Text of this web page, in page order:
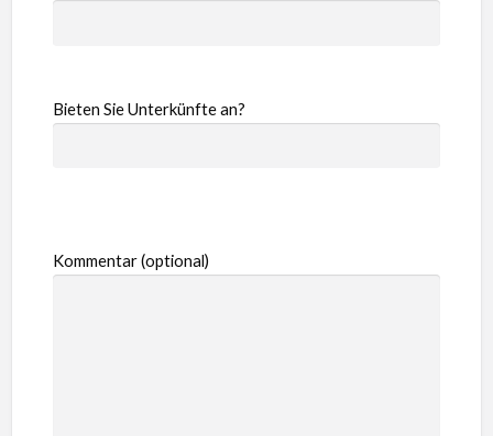
Bieten Sie Unterkünfte an?
Kommentar (optional)